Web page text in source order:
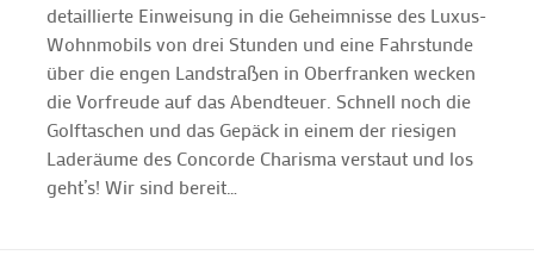
detaillierte Einweisung in die Geheimnisse des Luxus-
Wohnmobils von drei Stunden und eine Fahrstunde
über die engen Landstraßen in Oberfranken wecken
die Vorfreude auf das Abendteuer. Schnell noch die
Golftaschen und das Gepäck in einem der riesigen
Laderäume des Concorde Charisma verstaut und los
geht’s! Wir sind bereit…